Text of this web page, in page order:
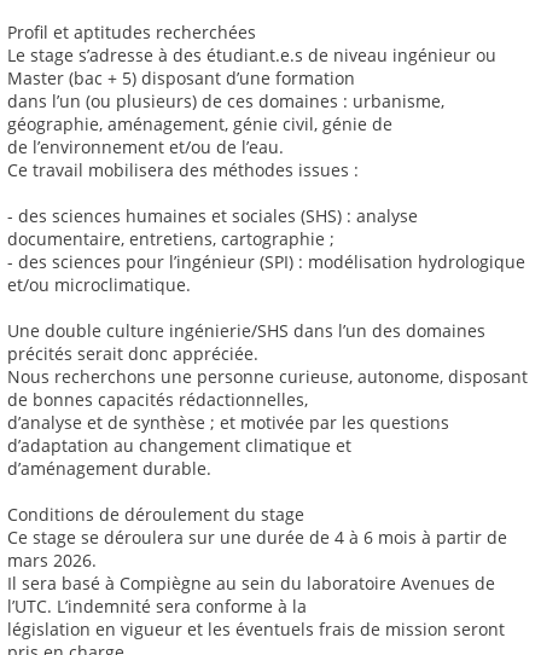
Profil et aptitudes recherchées
Le stage s’adresse à des étudiant.e.s de niveau ingénieur ou
Master (bac + 5) disposant d’une formation
dans l’un (ou plusieurs) de ces domaines : urbanisme,
géographie, aménagement, génie civil, génie de
de l’environnement et/ou de l’eau.
Ce travail mobilisera des méthodes issues :
- des sciences humaines et sociales (SHS) : analyse
documentaire, entretiens, cartographie ;
- des sciences pour l’ingénieur (SPI) : modélisation hydrologique
et/ou microclimatique.
Une double culture ingénierie/SHS dans l’un des domaines
précités serait donc appréciée.
Nous recherchons une personne curieuse, autonome, disposant
de bonnes capacités rédactionnelles,
d’analyse et de synthèse ; et motivée par les questions
d’adaptation au changement climatique et
d’aménagement durable.
Conditions de déroulement du stage
Ce stage se déroulera sur une durée de 4 à 6 mois à partir de
mars 2026.
Il sera basé à Compiègne au sein du laboratoire Avenues de
l’UTC. L’indemnité sera conforme à la
législation en vigueur et les éventuels frais de mission seront